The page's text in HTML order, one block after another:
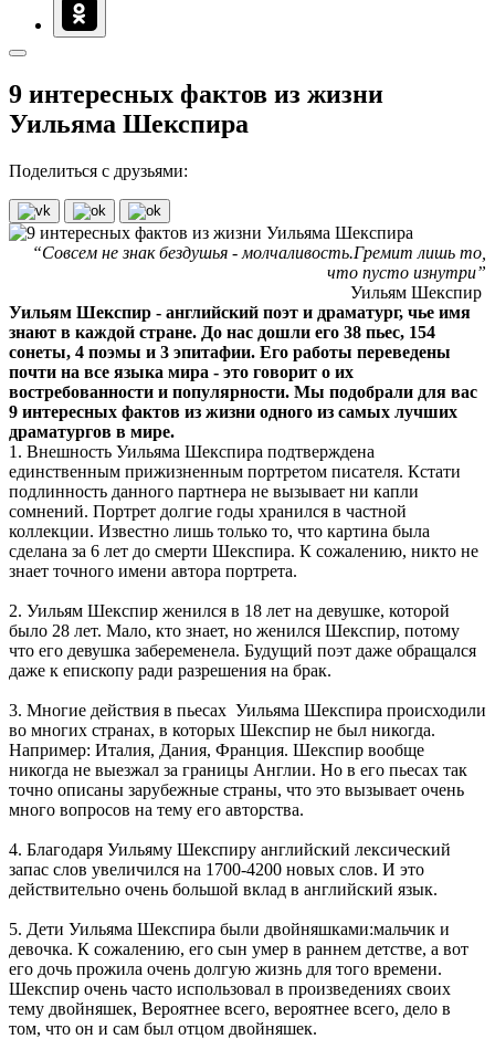
9 интересных фактов из жизни
Уильяма Шекспира
Поделиться с друзьями:
“Совсем не знак бездушья - молчаливость.Гремит лишь то,
что пусто изнутри”
Уильям Шекспир
Уильям Шекспир - английский поэт и драматург, чье имя
знают в каждой стране. До нас дошли его 38 пьес, 154
сонеты, 4 поэмы и 3 эпитафии. Его работы переведены
почти на все языка мира - это говорит о их
востребованности и популярности. Мы подобрали для вас
9 интересных фактов из жизни одного из самых лучших
драматургов в мире.
1. Внешность Уильяма Шекспира подтверждена
единственным прижизненным портретом писателя. Кстати
подлинность данного партнера не вызывает ни капли
сомнений. Портрет долгие годы хранился в частной
коллекции. Известно лишь только то, что картина была
сделана за 6 лет до смерти Шекспира. К сожалению, никто не
знает точного имени автора портрета.
2. Уильям Шекспир женился в 18 лет на девушке, которой
было 28 лет. Мало, кто знает, но женился Шекспир, потому
что его девушка забеременела. Будущий поэт даже обращался
даже к епископу ради разрешения на брак.
3. Многие действия в пьесах Уильяма Шекспира происходили
во многих странах, в которых Шекспир не был никогда.
Например: Италия, Дания, Франция. Шекспир вообще
никогда не выезжал за границы Англии. Но в его пьесах так
точно описаны зарубежные страны, что это вызывает очень
много вопросов на тему его авторства.
4. Благодаря Уильяму Шекспиру английский лексический
запас слов увеличился на 1700-4200 новых слов. И это
действительно очень большой вклад в английский язык.
5. Дети Уильяма Шекспира были двойняшками:мальчик и
девочка. К сожалению, его сын умер в раннем детстве, а вот
его дочь прожила очень долгую жизнь для того времени.
Шекспир очень часто использовал в произведениях своих
тему двойняшек, Вероятнее всего, вероятнее всего, дело в
том, что он и сам был отцом двойняшек.